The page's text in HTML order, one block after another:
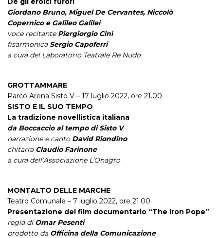
Giordano Bruno, Miguel De Cervantes, Niccolò
Copernico e Galileo Galilei
voce recitante Piergiorgio Cinì
fisarmonica Sergio Capoferri
a cura del Laboratorio Teatrale Re Nudo
GROTTAMMARE
Parco Arena Sisto V – 17 luglio 2022, ore 21.00
SISTO E IL SUO TEMPO
La tradizione novellistica italiana
da Boccaccio al tempo di Sisto V
narrazione e canto David Riondino
chitarra Claudio Farinone
a cura dell’Associazione L’Onagro
MONTALTO DELLE MARCHE
Teatro Comunale – 7 luglio 2022, ore 21.00
Presentazione del film documentario “The Iron Pope”
regia di Omar Pesenti
prodotto da Officina della Comunicazione